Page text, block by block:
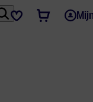
FavorietenTickets